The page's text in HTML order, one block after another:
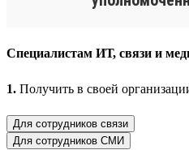
Специалистам ИТ, связи и
1. Получить в своей
Для сотрудников связи
Для сотрудников СМИ